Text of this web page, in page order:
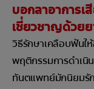
บอกลาอาการเ
เชี่ยวชาญด้วย
วิธีรักษาเคลือบฟันใ
พฤติกรรมการดำเนิ
ทันตแพทย์มักนิยมรั